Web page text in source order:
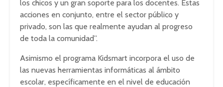
los chicos y un gran soporte para los docentes. Estas
acciones en conjunto, entre el sector público y
privado, son las que realmente ayudan al progreso
de toda la comunidad”.
Asimismo el programa Kidsmart incorpora el uso de
las nuevas herramientas informáticas al ámbito
escolar, específicamente en el nivel de educación